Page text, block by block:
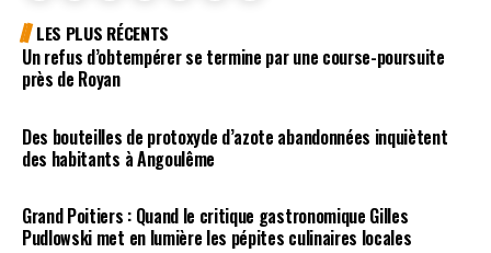
LES PLUS RÉCENTS
Un refus d’obtempérer se termine par une course-poursuite
près de Royan
Des bouteilles de protoxyde d’azote abandonnées inquiètent
des habitants à Angoulême
Grand Poitiers : Quand le critique gastronomique Gilles
Pudlowski met en lumière les pépites culinaires locales